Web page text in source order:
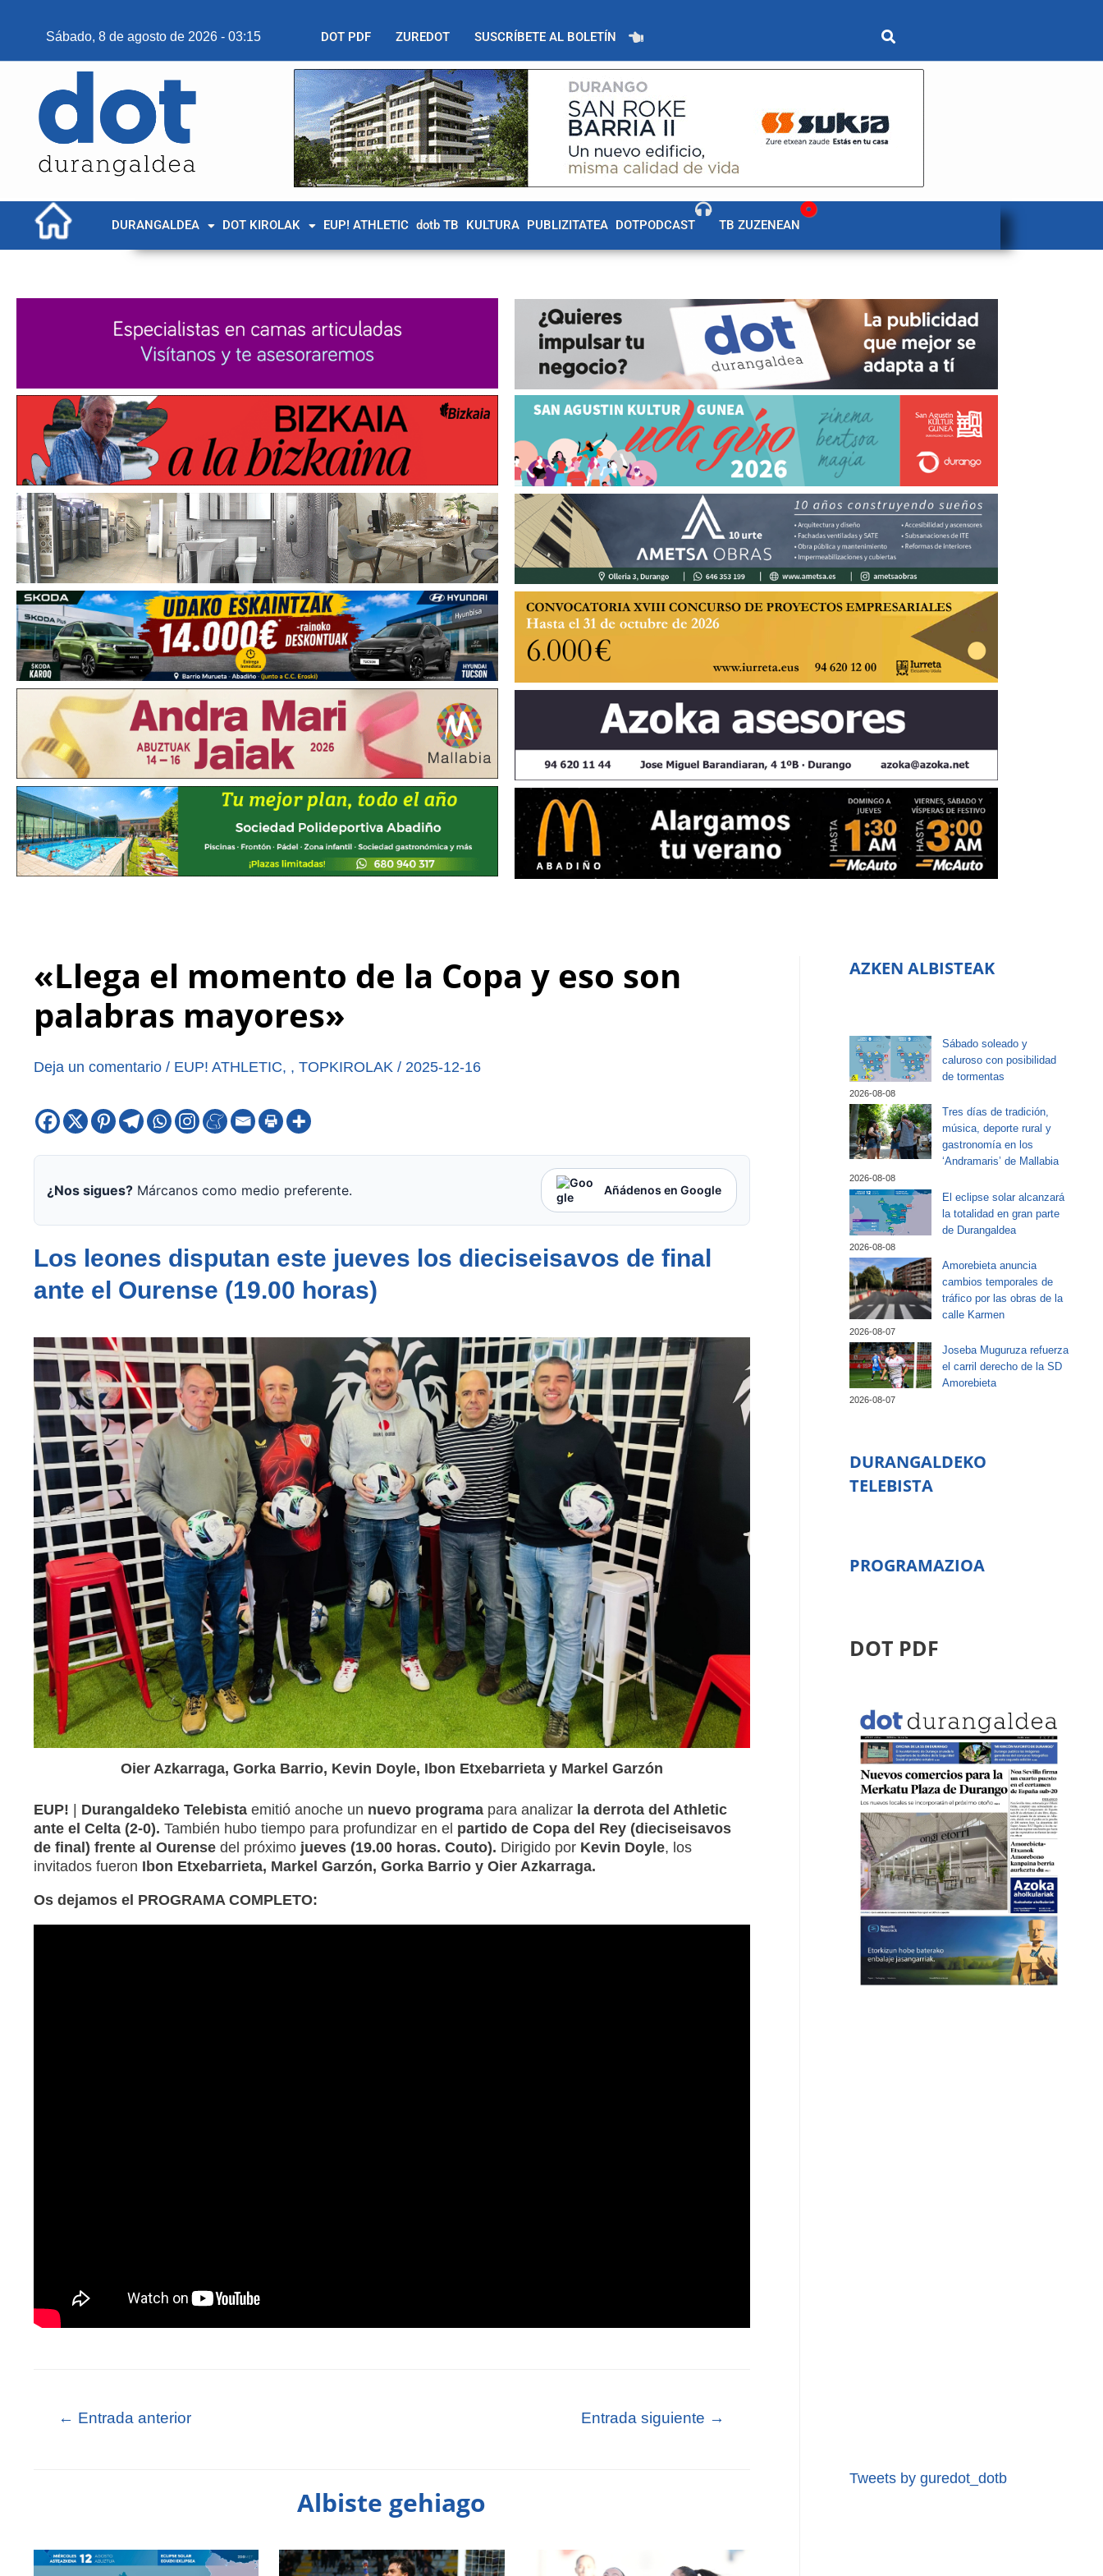
Sábado, 8 de agosto de 2026 - 03:15 DOT PDF ZUREDOT SUSCRÍBETE AL BOLETÍN
DURANGALDEA DOT KIROLAK EUP! ATHLETIC dotb TB KULTURA PUBLIZITATEA DOTPODCAST TB ZUZENEAN
«Llega el momento de la Copa y eso son
palabras mayores»
Deja un comentario / EUP! ATHLETIC, , TOPKIROLAK / 2025-12-16
¿Nos sigues?Márcanos como medio preferente. Añádenos en Google
Los leones disputan este jueves los dieciseisavos de final
ante el Ourense (19.00 horas)
Oier Azkarraga, Gorka Barrio, Kevin Doyle, Ibon Etxebarrieta y Markel Garzón
EUP! Durangaldeko Telebistaemitió anoche un nuevo programapara analizar la derrota del Athletic
ante el Celta (2-0). También hubo tiempo para profundizar en el partido de Copa del Rey (dieciseisavos
de final) frente al Ourensedel próximo jueves (19.00 horas. Couto). Dirigido porKevin Doyle, los
invitados fueron Ibon Etxebarrieta, Markel Garzón, Gorka Barrio y Oier Azkarraga.
Os dejamos el PROGRAMA COMPLETO:
← Entrada anterior Entrada siguiente →
Albiste gehiago
AZKEN ALBISTEAK
Sábado soleado y
caluroso con posibilidad
de tormentas
2026-08-08
Tres días de tradición,
música, deporte rural y
gastronomía en los
‘Andramaris’ de Mallabia
2026-08-08
El eclipse solar alcanzará
la totalidad en gran parte
de Durangaldea
2026-08-08
Amorebieta anuncia
cambios temporales de
tráfico por las obras de la
calle Karmen
2026-08-07
Joseba Muguruza refuerza
el carril derecho de la SD
Amorebieta
2026-08-07
DURANGALDEKO
TELEBISTA
PROGRAMAZIOA
DOT PDF
Tweets by guredot_dotb